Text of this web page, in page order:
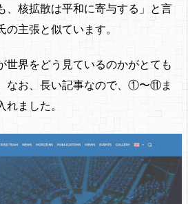
、核拡散は平和に寄与する」と言
主張と似ています。
世界をどう見ているのかがとても
なお、長い記事なので、①〜⑪ま
ました。